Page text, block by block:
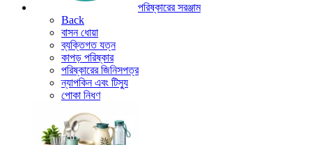
পরিষ্কারের সরঞ্জাম
Back
বাসন ধোয়া
ব্যক্তিগত যত্ন
কাপড় পরিষ্কার
পরিষ্কারের জিনিসপত্র
ন্যাপকিন এবং টিস্যু
পোকা নিধণ